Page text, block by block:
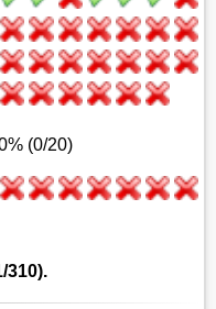
(0/20)
310).